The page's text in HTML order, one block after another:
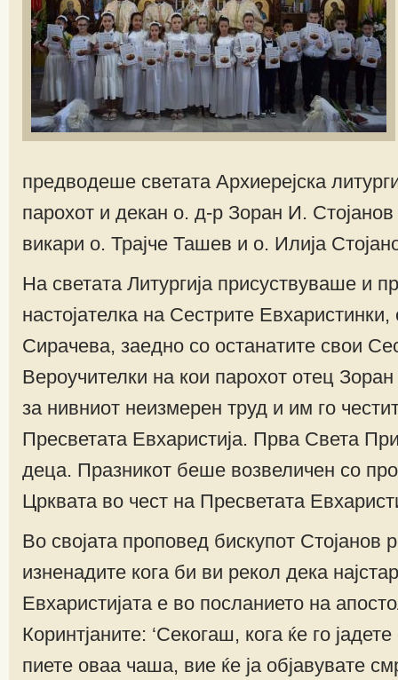
предводеше светата Архиерејска
парохот и декан о. д-р Зоран И. Стојанов
викари о. Трајче Ташев и о. Илија
На светата Литургија присуствуваше и
настојателка на Сестрите
Сирачева, заедно со останатите свои
Вероучителки на кои парохот отец
за нивниот неизмерен труд и им го
Пресветата Евхаристија. Прва Света
деца. Празникот беше возвеличен со
Црквата во чест на Пресветата
Во својата проповед бискупот Стојанов
изненадите кога би ви рекол дека
Евхаристијата е во посланието на
Коринтјаните: ‘Секогаш, кога ќе го
пиете оваа чаша, вие ќе ја објавувате